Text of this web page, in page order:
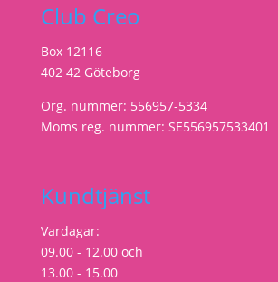
Club Creo
Box 12116
402 42 Göteborg
Org. nummer: 556957-5334
Moms reg. nummer: SE556957533401
Kundtjänst
Vardagar:
09.00 - 12.00 och
13.00 - 15.00